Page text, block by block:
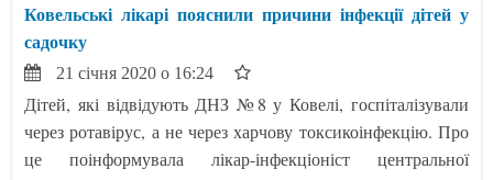
Ковельські лікарі пояснили причини інфекції дітей у
садочку
21 січня 2020 о 16:24
Дітей, які відвідують ДНЗ №8 у Ковелі, госпіталізували
через ротавірус, а не через харчову токсикоінфекцію. Про
це поінформувала лікар-інфекціоніст центральної